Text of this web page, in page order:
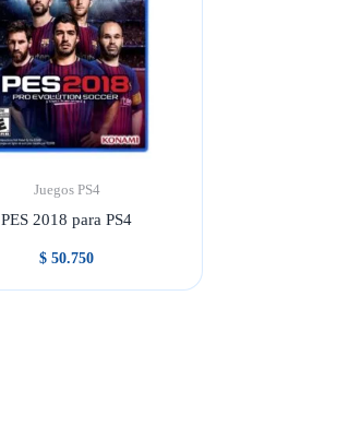
Juegos PS4
PES 2018 para PS4
$ 50.750